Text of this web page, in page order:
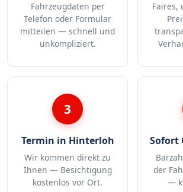
Fahrzeugdaten per
Telefon oder Formular
mitteilen — schnell und
unkompliziert.
Faires,
3
Termin in Hinterloh
Wir kommen direkt zu
Ihnen — Besichtigung
kostenlos vor Ort.
Sofort
der
—